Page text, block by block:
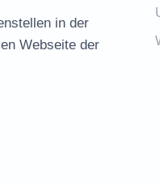
in der
Webseite der